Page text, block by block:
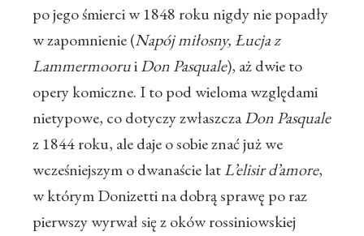
po jego śmierci w 1848 roku nigdy nie popadły
w zapomnienie (Napój miłosny, Łucja z
LammermooruiDon Pasquale), aż dwie to
opery komiczne. I to pod wieloma względami
nietypowe, co dotyczy zwłaszczaDon Pasquale
z 1844 roku, ale daje o sobie znać już we
wcześniejszym o dwanaście latL’elisir d’amore,
w którym Donizetti na dobrą sprawę po raz
pierwszy wyrwał się z oków rossiniowskiej